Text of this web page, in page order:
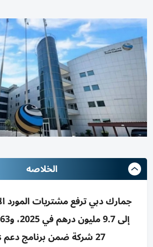
الخلاصه
27 شركة ضمن برنامج دعم SMEs